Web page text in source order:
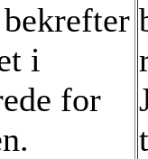
i
for